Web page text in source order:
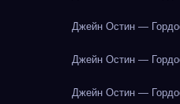
Джейн Остин —
Джейн Остин —
Джейн Остин —